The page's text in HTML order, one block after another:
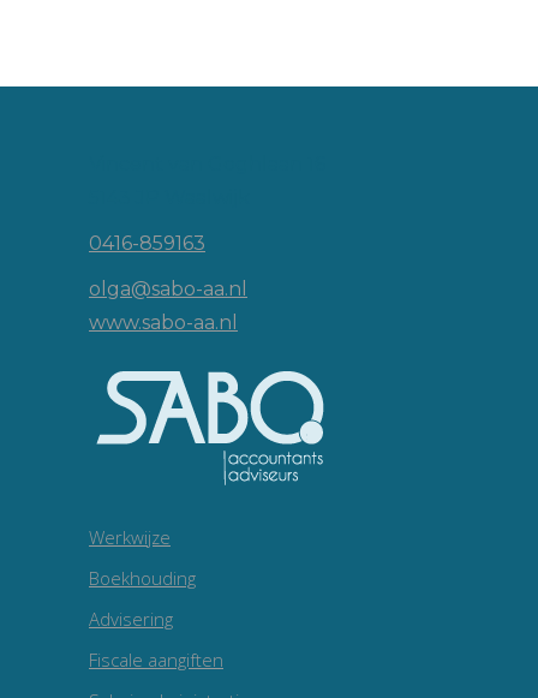
0416-859163
olga@sabo-aa.nl
www.sabo-aa.nl
Werkwijze
Boekhouding
Advisering
Fiscale aangiften